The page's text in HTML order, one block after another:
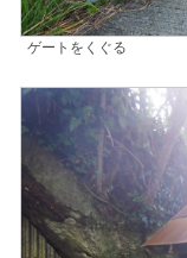
ゲートをくぐる